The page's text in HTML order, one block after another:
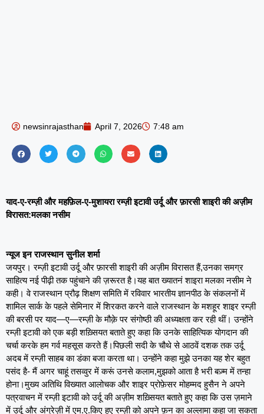
newsinrajasthan April 7, 2026 7:48 am
याद-ए-रम्ज़ी और महफ़िल-ए-मुशायरा रम्ज़ी इटावी उर्दू और फ़ारसी शाइरी की अज़ीम
विरासत:मलका नसीम
न्यूज इन राजस्थान सुनील शर्मा
जयपुर। रम्ज़ी इटावी उर्दू और फ़ारसी शाइरी की अज़ीम विरासत हैं,उनका समग्र
साहित्य नई पीढ़ी तक पहुंचाने की ज़रूरत है।यह बात ख्यातनं शाइरा मलका नसीम ने
कही। वे राजस्थान प्रौढ़ शिक्षण समिति में रविवार भारतीय ज्ञानपीठ के संकलनों में
शामिल सार्क के पहले सेमिनार में शिरकत करने वाले राजस्थान के मशहूर शाइर रम्ज़ी
की बरसी पर याद—ए—रम्ज़ी के मौक़े पर संगोष्ठी की अध्यक्षता कर रही थीं। उन्होंने
रम्ज़ी इटावी को एक बड़ी शख़्सियत बताते हुए कहा कि उनके साहित्यिक योगदान की
चर्चा करके हम गर्व महसूस करते हैं।पिछली सदी के चौथे से आठवें दशक तक उर्दू
अदब में रम्ज़ी साहब का डंका बजा करता था। उन्होंने कहा मुझे उनका यह शेर बहुत
पसंद है- मैं अगर चाहूं तसव्वुर में करूं उनसे कलाम,मुझको आता है भरी बज़्म में तन्हा
होना।मुख्य अतिथि विख्यात आलोचक और शाइर प्रोफ़ेसर मोहम्मद हुसैन ने अपने
पत्रवाचन में रम्ज़ी इटावी को उर्दू की अज़ीम शख़्सियत बताते हुए कहा कि उस ज़माने
में उर्दू और अंग्रेज़ी में एम.ए.किए हुए रम्ज़ी को अपने फ़न का अल्लामा कहा जा सकता